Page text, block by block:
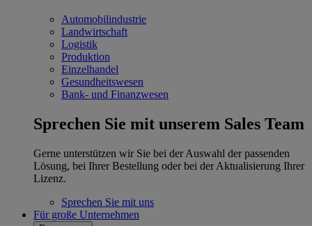
Automobilindustrie
Landwirtschaft
Logistik
Produktion
Einzelhandel
Gesundheitswesen
Bank- und Finanzwesen
Sprechen Sie mit unserem Sales Team
Gerne unterstützen wir Sie bei der Auswahl der passenden
Lösung, bei Ihrer Bestellung oder bei der Aktualisierung Ihrer
Lizenz.
Sprechen Sie mit uns
Für große Unternehmen